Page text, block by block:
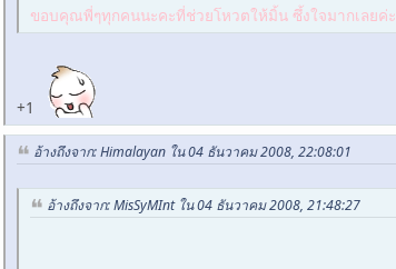
ขอบคุณพี่ๆทุกคนนะคะที่ช่วยโหวตให้มิ้น ซึ้งใจมากเลยค่ะ
+1
อ้างถึงจาก: Himalayan ใน 04 ธันวาคม 2008, 22:08:01
อ้างถึงจาก: MisSyMInt ใน 04 ธันวาคม 2008, 21:48:27